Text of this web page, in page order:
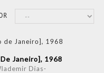
Janeiro], 1968
Dias-